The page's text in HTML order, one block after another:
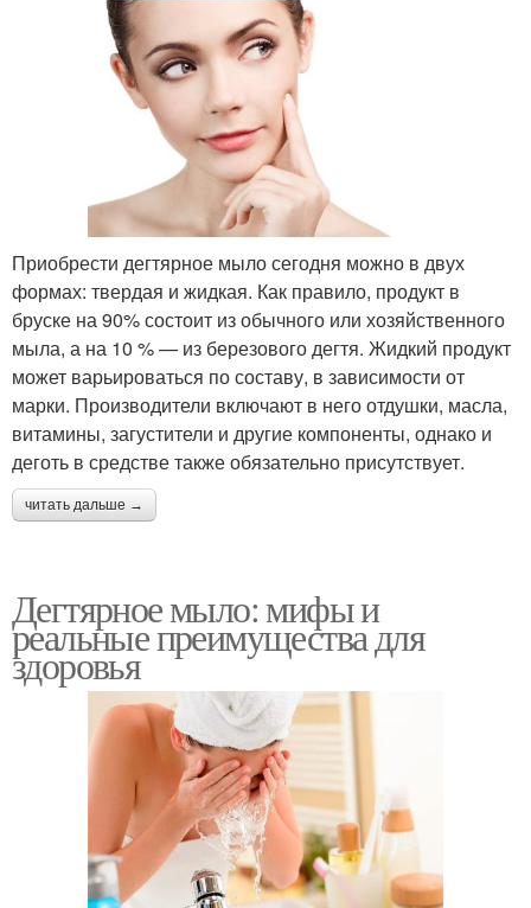
Приобрести дегтярное мыло сегодня можно в двух
формах: твердая и жидкая. Как правило, продукт в
бруске на 90% состоит из обычного или хозяйственного
мыла, а на 10 % — из березового дегтя. Жидкий продукт
может варьироваться по составу, в зависимости от
марки. Производители включают в него отдушки, масла,
витамины, загустители и другие компоненты, однако и
деготь в средстве также обязательно присутствует.
читать дальше →
Дегтярное мыло: мифы и
реальные преимущества для
здоровья